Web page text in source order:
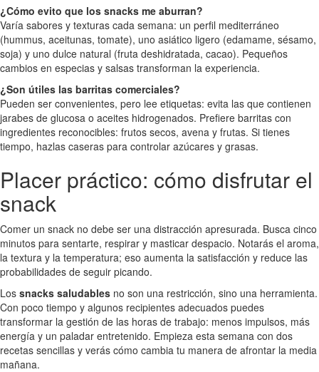
¿Cómo evito que los snacks me aburran?
Varía sabores y texturas cada semana: un perfil mediterráneo
(hummus, aceitunas, tomate), uno asiático ligero (edamame, sésamo,
soja) y uno dulce natural (fruta deshidratada, cacao). Pequeños
cambios en especias y salsas transforman la experiencia.
¿Son útiles las barritas comerciales?
Pueden ser convenientes, pero lee etiquetas: evita las que contienen
jarabes de glucosa o aceites hidrogenados. Prefiere barritas con
ingredientes reconocibles: frutos secos, avena y frutas. Si tienes
tiempo, hazlas caseras para controlar azúcares y grasas.
Placer práctico: cómo disfrutar el
snack
Comer un snack no debe ser una distracción apresurada. Busca cinco
minutos para sentarte, respirar y masticar despacio. Notarás el aroma,
la textura y la temperatura; eso aumenta la satisfacción y reduce las
probabilidades de seguir picando.
Los snacks saludables no son una restricción, sino una herramienta.
Con poco tiempo y algunos recipientes adecuados puedes
transformar la gestión de las horas de trabajo: menos impulsos, más
energía y un paladar entretenido. Empieza esta semana con dos
recetas sencillas y verás cómo cambia tu manera de afrontar la media
mañana.